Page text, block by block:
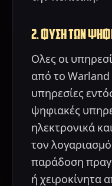
2. ΦΥΣΗ ΤΩΝ
Ολες οι
από το Warland
υπηρεσίες
ψηφιακές
ηλεκτρονικά
τον
παράδοση
ή χειροκίνητα